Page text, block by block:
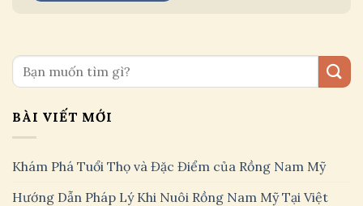
BÀI VIẾT MỚI
Khám Phá Tuổi Thọ và Đặc Điểm của Rồng Nam Mỹ
Hướng Dẫn Pháp Lý Khi Nuôi Rồng Nam Mỹ Tại Việt